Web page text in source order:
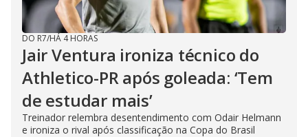
DO R7/HÁ 4 HORAS
Jair Ventura ironiza técnico do
Athletico-PR após goleada: ‘Tem
de estudar mais’
Treinador relembra desentendimento com Odair Helmann
e ironiza o rival após classificação na Copa do Brasil